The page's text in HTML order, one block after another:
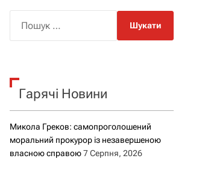
р
о
у
к
Гарячі Новини
Микола Греков: самопроголошений
моральний прокурор із незавершеною
власною справою 7 Серпня, 2026